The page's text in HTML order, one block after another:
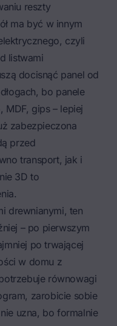
reszty
ma być w innym
czyli
listwami
docisnąć panel od
bo panele
MDF, gips – lepiej
zabezpieczona
przed
transport, jak i
3D to
drewnianymi, ten
– po pierwszym
po trwającej
w domu z
równowagi
zarobicie sobie
uzna, bo formalnie